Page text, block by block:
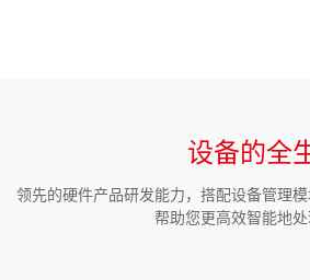
设备的全
领先的硬件产品研发能力，搭配设备管理
帮助您更高效智能地处